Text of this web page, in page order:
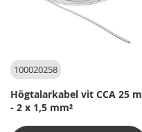
100020258
Högtalarkabel vit CCA 25 m
- 2 x 1,5 mm²